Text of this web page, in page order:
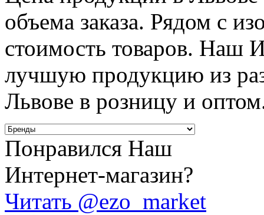
объема заказа. Рядом с
стоимость товаров. Наш
лучшую продукцию из
Львове в розницу и
Понравился Наш
Интернет-магазин?
Читать @ezo_market